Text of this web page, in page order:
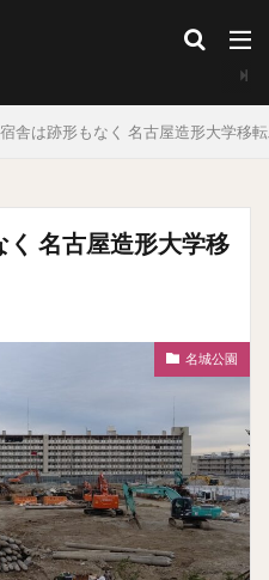
舎は跡形もなく 名古屋造形大学移
名古屋造形大学移
名城公園